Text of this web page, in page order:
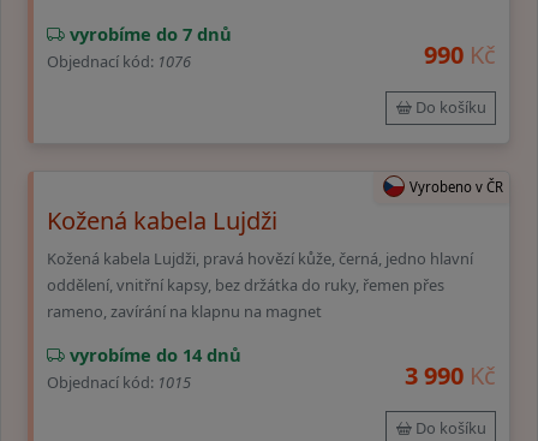
vyrobíme do 7 dnů
Objednací kód: 1076 990 Kč
Do košíku
Vyrobeno v ČR
Kožená kabela Lujdži
Kožená kabela Lujdži, pravá hovězí kůže, černá, jedno hlavní
oddělení, vnitřní kapsy, bez držátka do ruky, řemen přes
rameno, zavírání na klapnu na magnet
vyrobíme do 14 dnů
Objednací kód: 1015 3 990 Kč
Do košíku